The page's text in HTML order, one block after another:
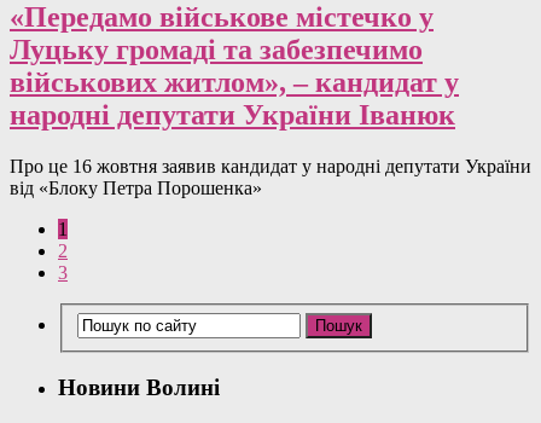
«Передамо військове містечко у
Луцьку громаді та забезпечимо
військових житлом», – кандидат у
народні депутати України Іванюк
Про це 16 жовтня заявив кандидат у народні депутати України
від «Блоку Петра Порошенка»
1
2
3
Новини Волині